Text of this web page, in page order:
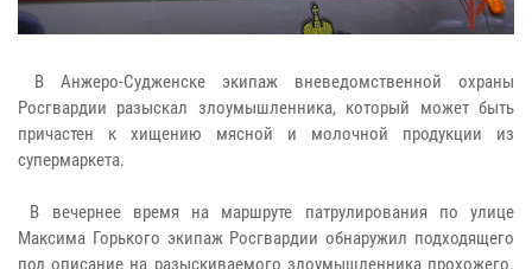
В Анжеро-Судженске экипаж вневедомственной охраны
Росгвардии разыскал злоумышленника, который может быть
причастен к хищению мясной и молочной продукции из
супермаркета.
В вечернее время на маршруте патрулирования по улице
Максима Горького экипаж Росгвардии обнаружил подходящего
под описание на разыскиваемого злоумышленника прохожего.